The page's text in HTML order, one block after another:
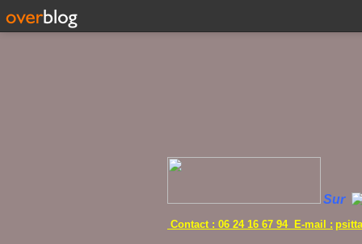
Sur
Contact : 06 24 16 67 94 E-mail :